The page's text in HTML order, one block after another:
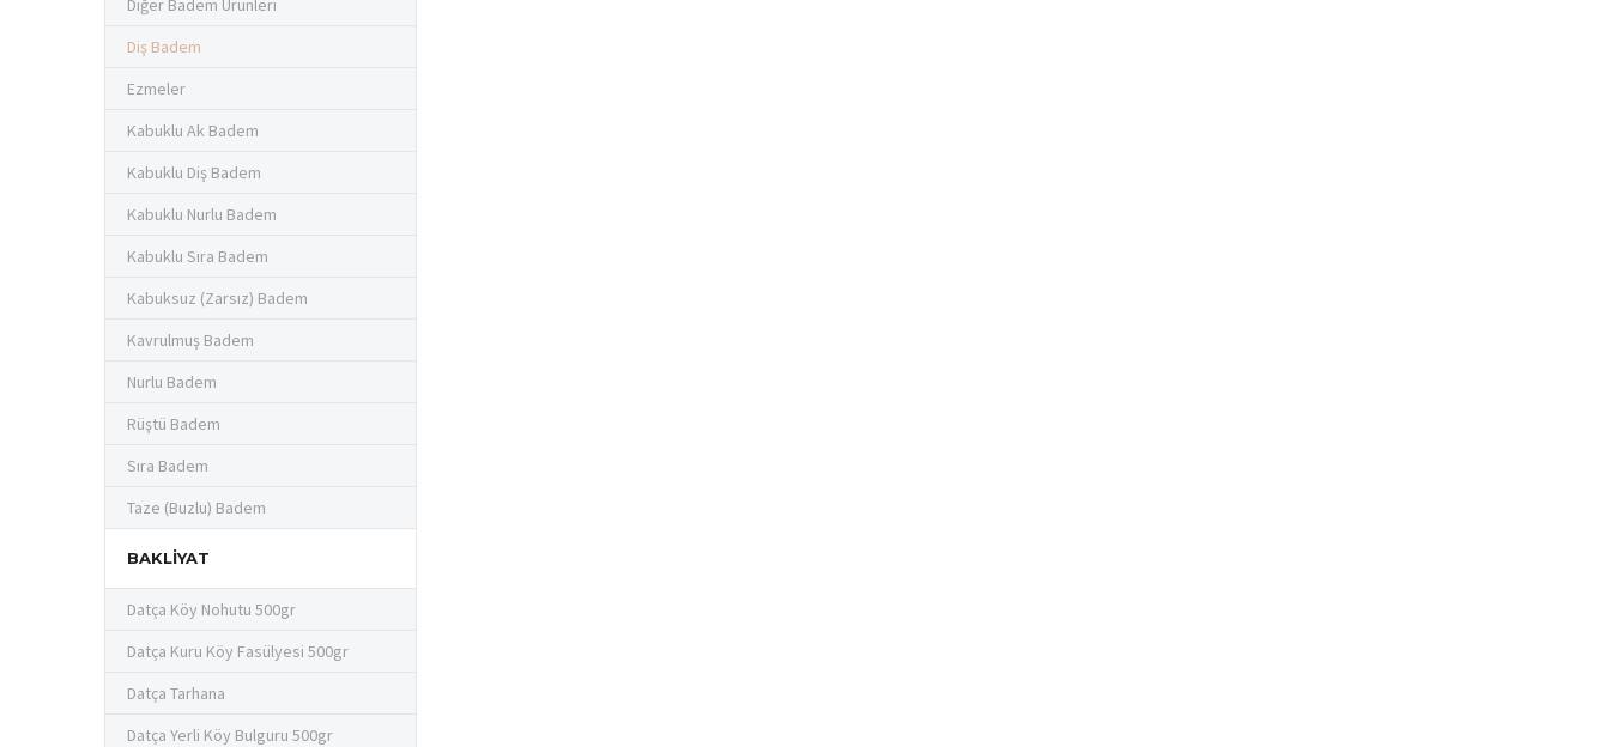
Diğer Badem Ürünleri
Diş Badem
Ezmeler
Kabuklu Ak Badem
Kabuklu Diş Badem
Kabuklu Nurlu Badem
Kabuklu Sıra Badem
Kabuksuz (Zarsız) Badem
Kavrulmuş Badem
Nurlu Badem
Rüştü Badem
Sıra Badem
Taze (Buzlu) Badem
BAKLIYAT
Datça Köy Nohutu 500gr
Datça Kuru Köy Fasülyesi 500gr
Datça Tarhana
Datça Yerli Köy Bulguru 500gr